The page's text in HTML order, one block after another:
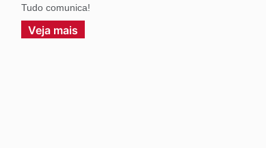
Tudo comunica!
Veja mais